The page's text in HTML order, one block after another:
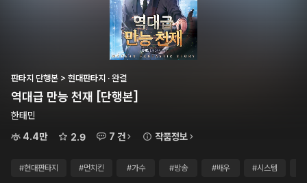
판타지 단행본 > 현대판타지 · 완결
역대급 만능 천재 [단행본]
한태민
4.4만
2.9 7 건 작품정보
#현대판타지 #먼치킨 #가수 #방송 #배우 #시스템